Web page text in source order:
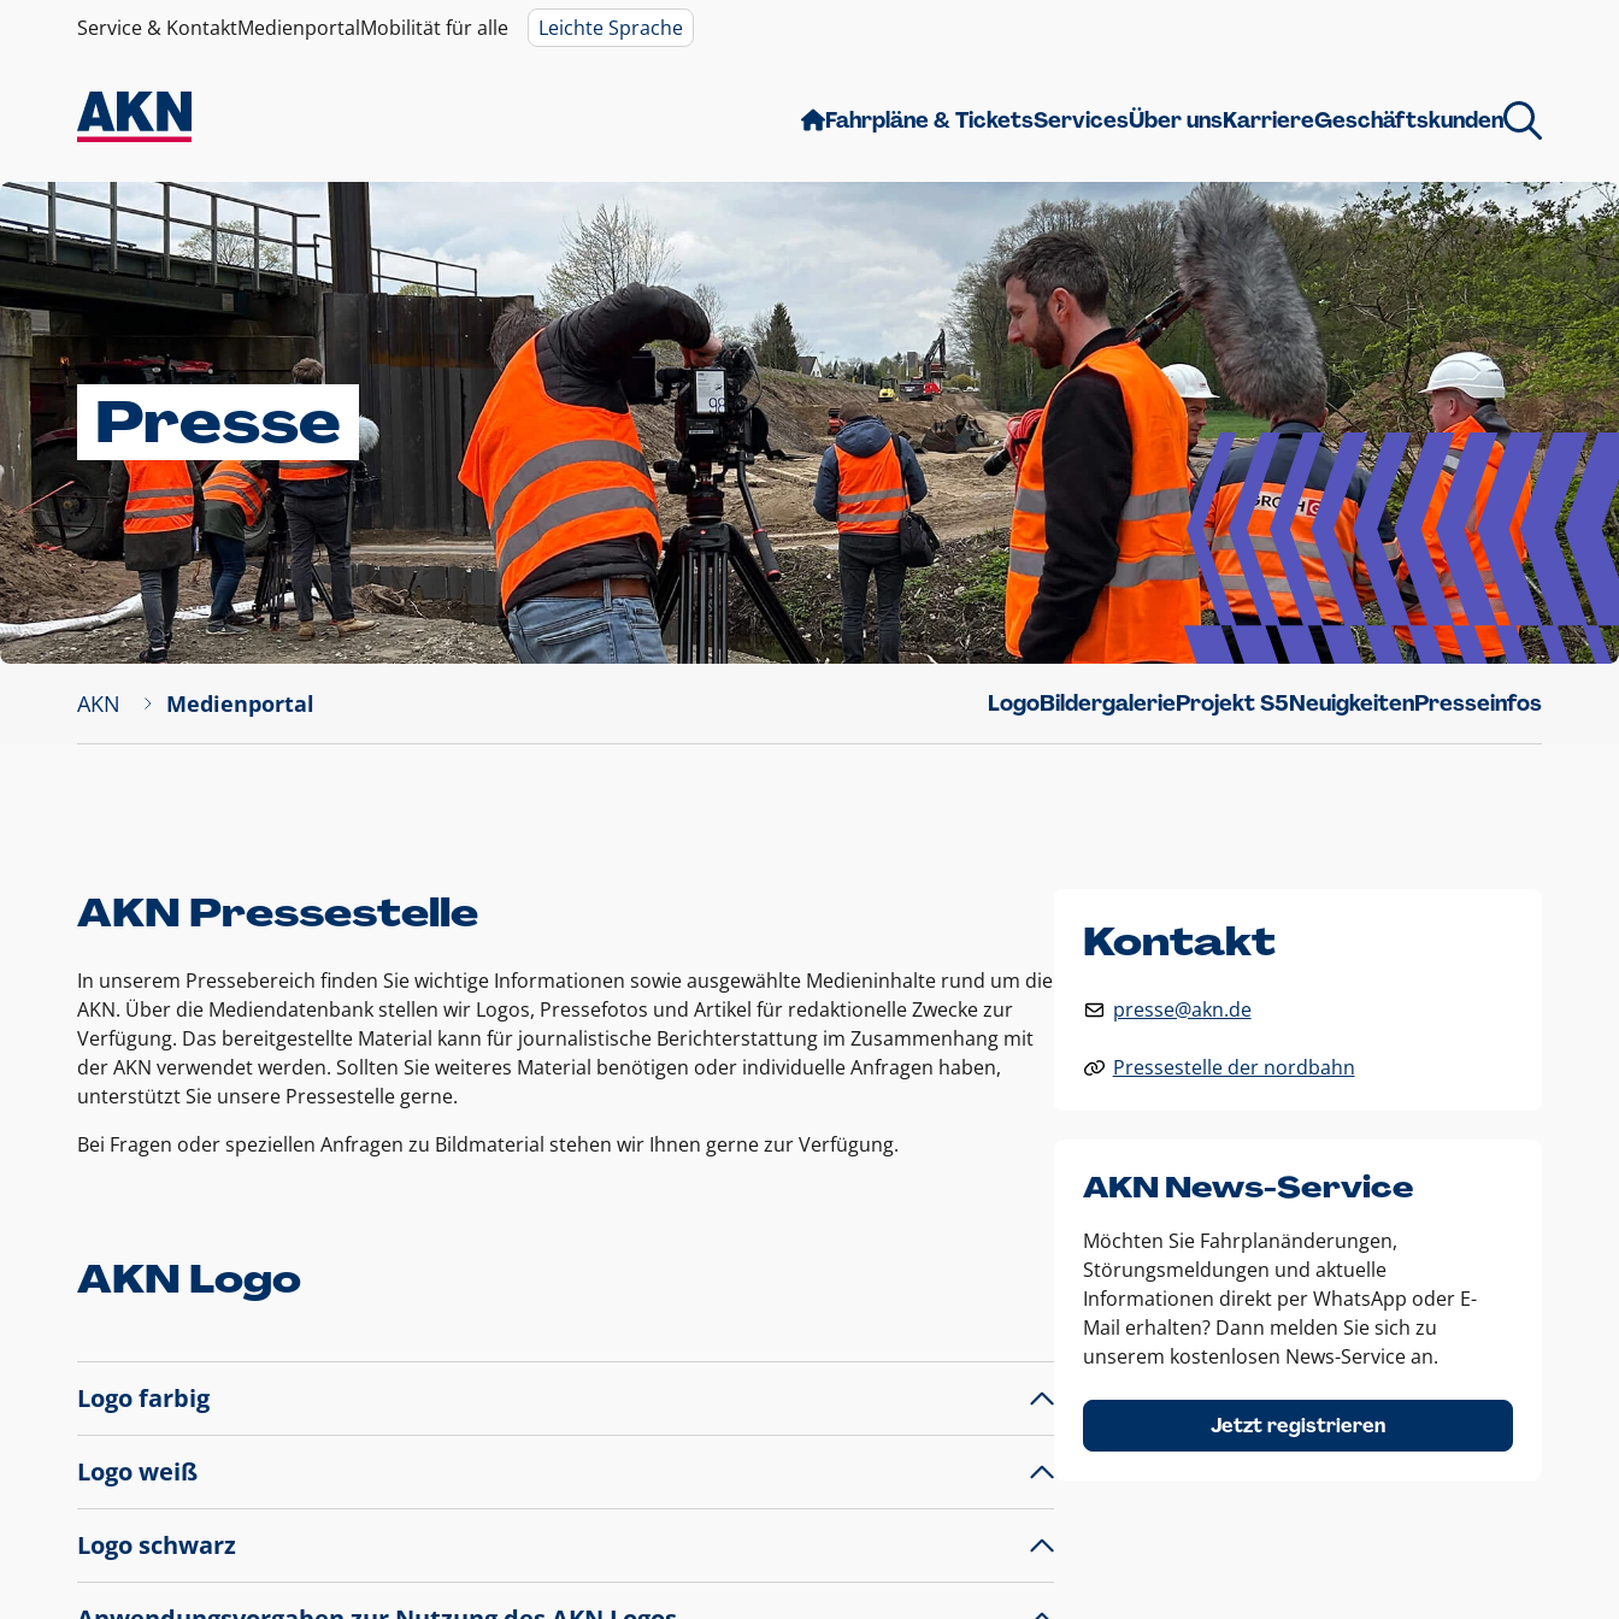
Service & KontaktMedienportalMobilität für alle Leichte Sprache
Fahrpläne & TicketsServicesÜber unsKarriereGeschäftskunden
Presse
AKN Medienportal LogoBildergalerieProjekt S5NeuigkeitenPresseinfos
AKN Pressestelle
In unserem Pressebereich finden Sie wichtige Informationen sowie ausgewählte Medieninhalte rund um die
AKN. Über die Mediendatenbank stellen wir Logos, Pressefotos und Artikel für redaktionelle Zwecke zur
Verfügung. Das bereitgestellte Material kann für journalistische Berichterstattung im Zusammenhang mit
der AKN verwendet werden. Sollten Sie weiteres Material benötigen oder individuelle Anfragen haben,
unterstützt Sie unsere Pressestelle gerne.
Bei Fragen oder speziellen Anfragen zu Bildmaterial stehen wir Ihnen gerne zur Verfügung.
AKN Logo
Logo farbig
Logo weiß
Logo schwarz
Kontakt
presse@akn.de
Pressestelle der nordbahn
AKN News-Service
Möchten Sie Fahrplanänderungen,
Störungsmeldungen und aktuelle
Informationen direkt per WhatsApp oder E-
Mail erhalten? Dann melden Sie sich zu
unserem kostenlosen News-Service an.
Jetzt registrieren